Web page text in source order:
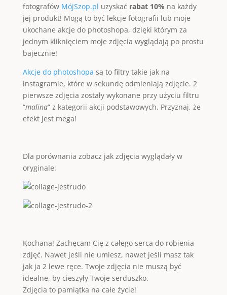
fotografów MójSzop.pl uzyskać rabat 10% na każdy
jej produkt! Mogą to być lekcje fotografii lub moje
ukochane akcje do photoshopa, dzięki którym za
jednym kliknięciem moje zdjęcia wyglądają po prostu
bajecznie!
Akcje do photoshopa są to filtry takie jak na
instagramie, które w sekundę odmieniają zdjęcie. 2
pierwsze zdjęcia zostały wykonane przy użyciu filtru
“malina” z kategorii akcji podstawowych. Przyznaj, że
efekt jest mega!
Dla porównania zobacz jak zdjęcia wyglądały w
oryginale:
Kochana! Zachęcam Cię z całego serca do robienia
zdjęć. Nawet jeśli nie umiesz, nawet jeśli masz tak
jak ja 2 lewe ręce. Twoje zdjęcia nie muszą być
idealne, by cieszyły Twoje serduszko.
Zdjęcia to pamiątka na całe życie!